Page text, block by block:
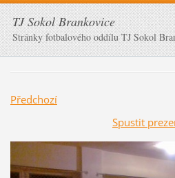
TJ Sokol Brankovice
Stránky fotbalového oddílu TJ Sokol
Předchozí
Spustit